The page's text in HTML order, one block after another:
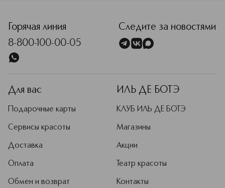
Горячая линия
8-800-100-00-05
Следите за новостями
Для вас
Подарочные карты
Сервисы красоты
Доставка
Оплата
Обмен и возврат
ИЛЬ ДЕ БОТЭ
КЛУБ ИЛЬ ДЕ БОТЭ
Магазины
Акции
Театр красоты
Контакты